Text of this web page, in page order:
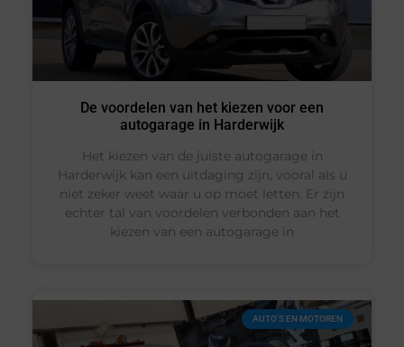
De voordelen van het kiezen voor een
autogarage in Harderwijk
Het kiezen van de juiste autogarage in
Harderwijk kan een uitdaging zijn, vooral als u
niet zeker weet waar u op moet letten. Er zijn
echter tal van voordelen verbonden aan het
kiezen van een autogarage in
AUTO’S EN MOTOREN